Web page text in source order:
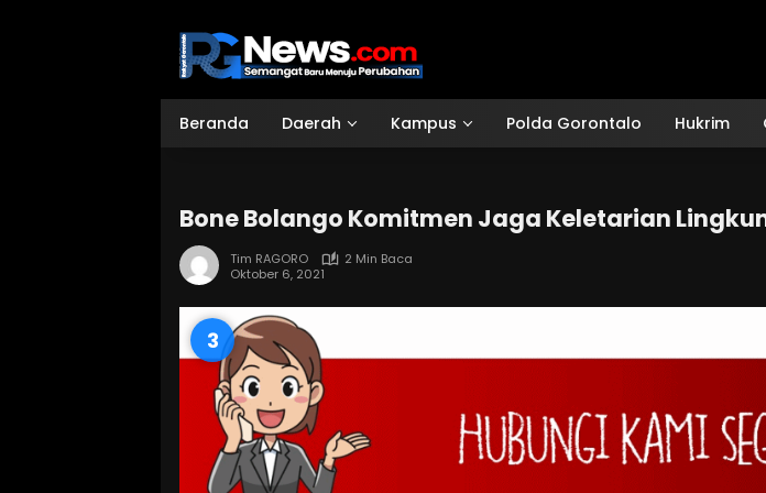
Beranda Daerah Kampus Polda Gorontalo Hukrim
Bone Bolango Komitmen Jaga Keletarian
Tim RAGORO
2 Min Baca
Oktober 6, 2021
2